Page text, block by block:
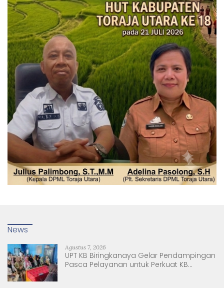
News
Agustus 7, 2026
UPT KB Biringkanaya Gelar Pendampingan
Pasca Pelayanan untuk Perkuat KB